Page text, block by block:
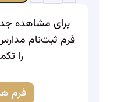
برای مشاهده
فرم ثبت‌نام
را
فرم